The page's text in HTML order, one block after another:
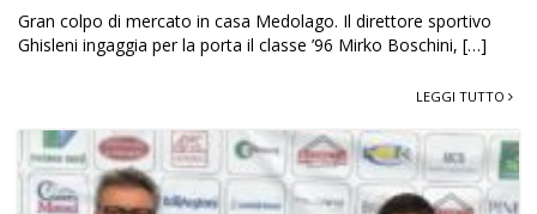
Gran colpo di mercato in casa Medolago. Il direttore sportivo
Ghisleni ingaggia per la porta il classe ’96 Mirko Boschini, […]
LEGGI TUTTO